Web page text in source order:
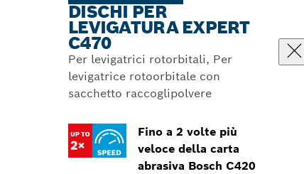
DISCHI PER
LEVIGATURA EXPERT
C470
Per levigatrici rotorbitali, Per
levigatrice rotoorbitale con
sacchetto raccoglipolvere
Fino a 2 volte più
veloce della carta
abrasiva Bosch C420